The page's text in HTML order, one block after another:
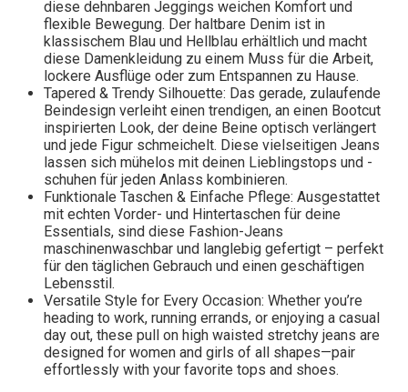
diese dehnbaren Jeggings weichen Komfort und
flexible Bewegung. Der haltbare Denim ist in
klassischem Blau und Hellblau erhältlich und macht
diese Damenkleidung zu einem Muss für die Arbeit,
lockere Ausflüge oder zum Entspannen zu Hause.
Tapered & Trendy Silhouette: Das gerade, zulaufende
Beindesign verleiht einen trendigen, an einen Bootcut
inspirierten Look, der deine Beine optisch verlängert
und jede Figur schmeichelt. Diese vielseitigen Jeans
lassen sich mühelos mit deinen Lieblingstops und -
schuhen für jeden Anlass kombinieren.
Funktionale Taschen & Einfache Pflege: Ausgestattet
mit echten Vorder- und Hintertaschen für deine
Essentials, sind diese Fashion-Jeans
maschinenwaschbar und langlebig gefertigt – perfekt
für den täglichen Gebrauch und einen geschäftigen
Lebensstil.
Versatile Style for Every Occasion: Whether you’re
heading to work, running errands, or enjoying a casual
day out, these pull on high waisted stretchy jeans are
designed for women and girls of all shapes—pair
effortlessly with your favorite tops and shoes.